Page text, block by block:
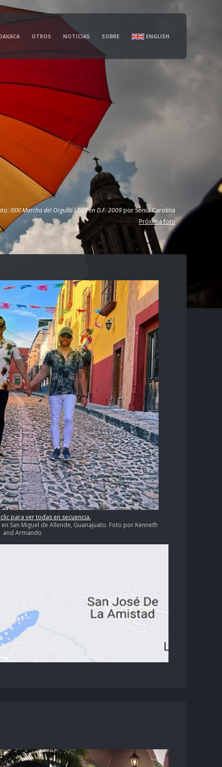
OTROS NOTICIAS SOBRE ENGLISH
XXXI Marcha del Orgullo LGBT en D.F. 2009porSonia Carolina
Próxima foto
para ver todas en secuencia.
San Miguel de Allende, Guanajuato. Foto por Kenneth
and Armando